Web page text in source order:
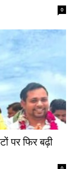
0
पर फिर बढ़ी